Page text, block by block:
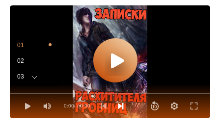
0:00 / 0:00
01
02
03
04